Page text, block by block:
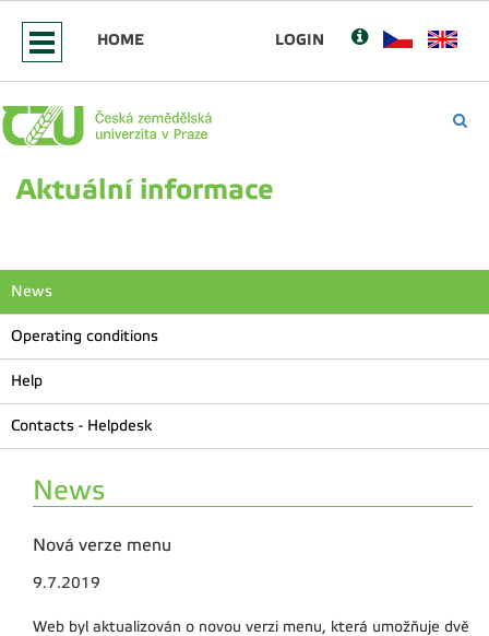
HOME LOGIN
Aktuální informace
News
Operating conditions
Help
Contacts - Helpdesk
News
Nová verze menu
9.7.2019
Web byl aktualizován o novou verzi menu, která umožňuje dvě